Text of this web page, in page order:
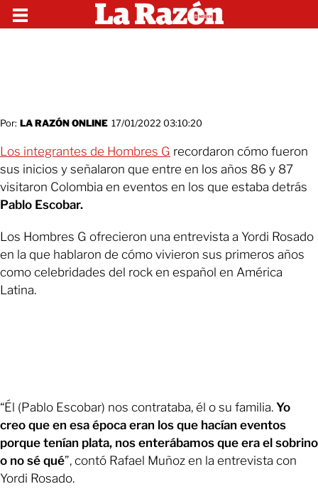
Por: LA RAZÓN ONLINE 17/01/2022 03:10:20
Los integrantes de Hombres G recordaron cómo fueron
sus inicios y señalaron que entre en los años 86 y 87
visitaron Colombia en eventos en los que estaba detrás
Pablo Escobar.
Los Hombres G ofrecieron una entrevista a Yordi Rosado
en la que hablaron de cómo vivieron sus primeros años
como celebridades del rock en español en América
Latina.
“Él (Pablo Escobar) nos contrataba, él o su familia. Yo
creo que en esa época eran los que hacían eventos
porque tenían plata, nos enterábamos que era el sobrino
o no sé qué”, contó Rafael Muñoz en la entrevista con
Yordi Rosado.